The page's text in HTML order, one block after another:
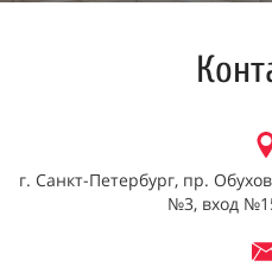
г. Санкт-Петербург, пр.
№3, вход